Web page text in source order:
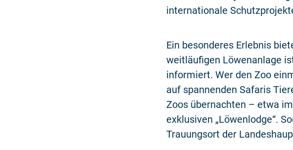
internationale
Ein besonderes Erlebnis
weitläufigen Löwenanlage
informiert. Wer den Zoo
auf spannenden Safaris
Zoos übernachten – etwa
exklusiven „Löwenlodge“.
Trauungsort der